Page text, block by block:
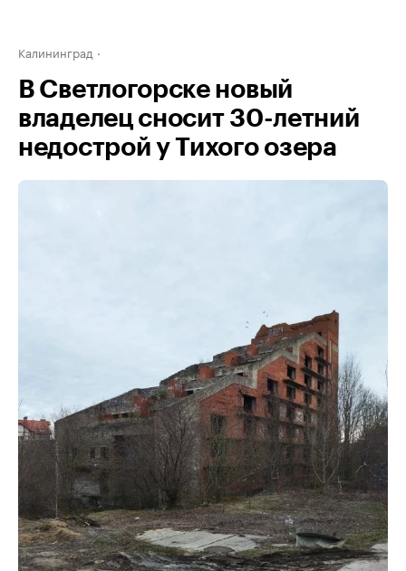
Калининград
В Светлогорске новый
владелец сносит 30-летний
недострой у Тихого озера